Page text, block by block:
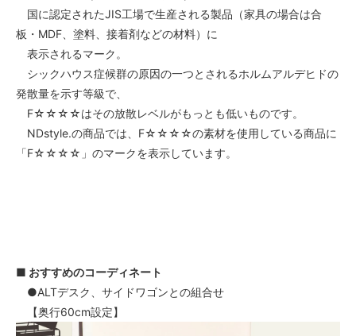
国に認定されたJIS工場で生産される製品（家具の場合は合
板・MDF、塗料、接着剤などの材料）に
表示されるマーク。
シックハウス症候群の原因の一つとされるホルムアルデヒドの
発散量を示す等級で、
F☆☆☆☆はその放散レベルがもっとも低いものです。
NDstyle.の商品では、F☆☆☆☆の素材を使用している商品に
「F☆☆☆☆」のマークを表示しています。
■ おすすめのコーディネート
●ALTデスク、サイドワゴンとの組合せ
【奥行60cm設定】